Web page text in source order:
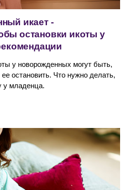
икает -
остановки икоты у
у новорожденных могут быть,
остановить. Что нужно делать,
у младенца.